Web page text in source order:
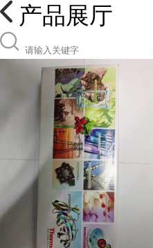
产品展厅